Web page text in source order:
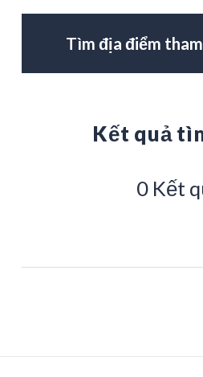
Tìm địa điểm
Kết quả
0 Kết